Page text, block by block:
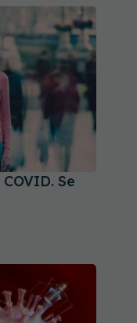
Se